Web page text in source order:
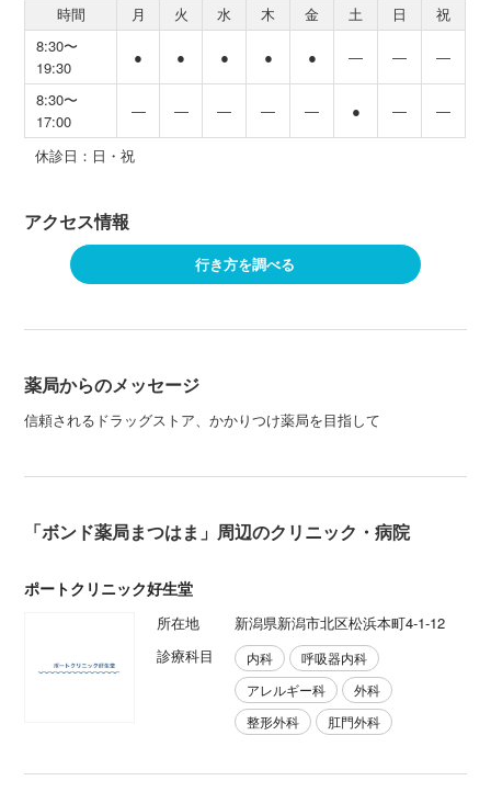
時間 月 火 水 木 金 土 日
祝
8:30〜
19:30
● ● ● ● ● ― ― ―
8:30〜
17:00
― ― ― ― ― ● ― ―
休診日：日・祝
アクセス情報
行き方を調べる
薬局からのメッセージ
信頼されるドラッグストア、かかりつけ薬局を目指して
「ボンド薬局まつはま」周辺のクリニック・病院
ポートクリニック好生堂
所在地
新潟県新潟市北区松浜本町4-1-12
診療科目
内科
呼吸器内科
アレルギー科
外科
整形外科
肛門外科